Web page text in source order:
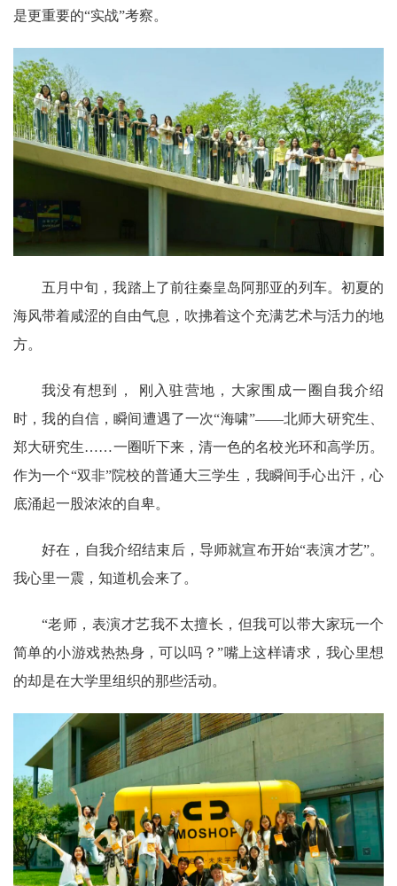
是更重要的“实战”考察。
五月中旬，我踏上了前往秦皇岛阿那亚的列车。初夏的
海风带着咸涩的自由气息，吹拂着这个充满艺术与活力的地
方。
我没有想到， 刚入驻营地，大家围成一圈自我介绍
时，我的自信，瞬间遭遇了一次“海啸”——北师大研究生、
郑大研究生……一圈听下来，清一色的名校光环和高学历。
作为一个“双非”院校的普通大三学生，我瞬间手心出汗，心
底涌起一股浓浓的自卑。
好在，自我介绍结束后，导师就宣布开始“表演才艺”。
我心里一震，知道机会来了。
“老师，表演才艺我不太擅长，但我可以带大家玩一个
简单的小游戏热热身，可以吗？”嘴上这样请求，我心里想
的却是在大学里组织的那些活动。